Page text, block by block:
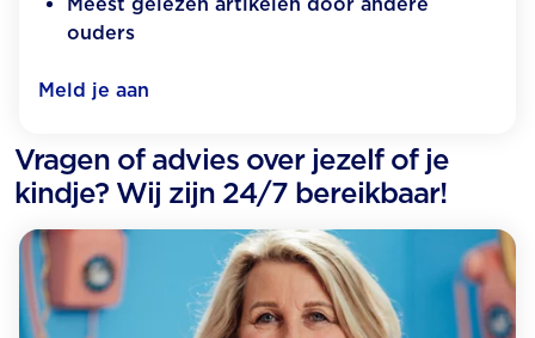
ouders
Meld je aan
Vragen of advies over jezelf of je
kindje? Wij zijn 24/7 bereikbaar!